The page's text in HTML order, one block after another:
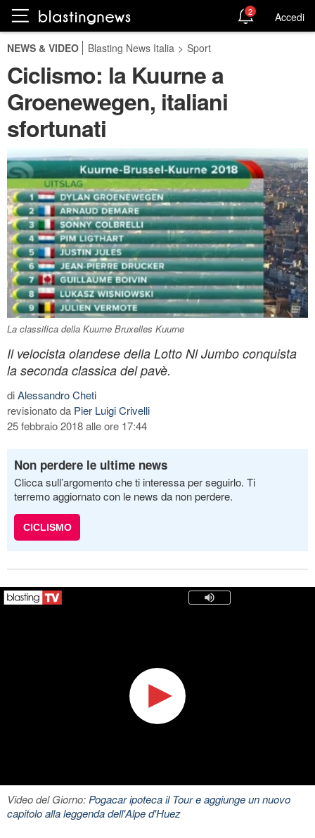
2 Accedi
NEWS & VIDEO Blasting News Italia > Sport
Ciclismo: la Kuurne a
Groenewegen, italiani
sfortunati
La classifica della Kuurne Bruxelles Kuurne
Il velocista olandese della Lotto Nl Jumbo conquista
la seconda classica del pavè.
diAlessandro Cheti
revisionato da Pier Luigi Crivelli
25 febbraio 2018 alle ore 17:44
Non perdere le ultime news
Clicca sull’argomento che ti interessa per seguirlo. Ti
terremo aggiornato con le news da non perdere.
CICLISMO
Video del Giorno:Pogacar ipoteca il Tour e aggiunge un nuovo
capitolo alla leggenda dell'Alpe d'Huez